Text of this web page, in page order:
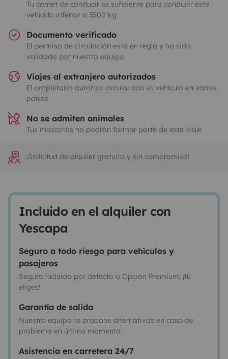
Tu carnet de conducir es suficiente para conducir este
vehículo inferior a 3500 kg.
Documento verificado
El permiso de circulación está en regla y ha sido
validado por nuestro equipo
Viajes al extranjero autorizados
El propietario autoriza circular con su vehículo en varios
países
No se admiten animales
Tus mascotas no podrán formar parte de este viaje
¡Solicitud de alquiler gratuita y sin compromiso!
Incluido en el alquiler con
Yescapa
Seguro a todo riesgo para vehículos y
pasajeros
Seguro incluido por defecto o Opción Premium, ¡tú
eliges!
Garantía de salida
Nuestro equipo te propone alternativas en caso de
problema en último momento.
Asistencia en carretera 24/7